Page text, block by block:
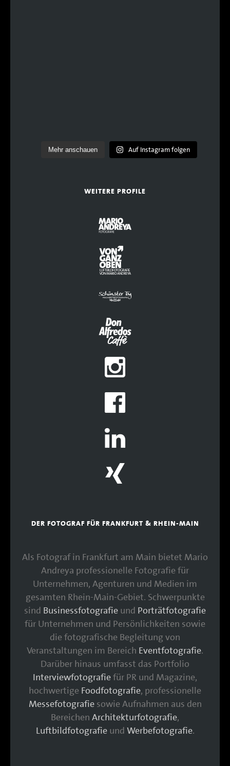
Mehr anschauen Auf Instagram folgen
WEITERE PROFILE
DER FOTOGRAF FÜR FRANKFURT & RHEIN-MAIN
Als Fotograf in Frankfurt am Main bietet Mario
Andreya professionelle Fotografie für
Unternehmen, Agenturen und Medien im
gesamten Rhein-Main-Gebiet. Schwerpunkte
sind Businessfotografie und Porträtfotografie
für Unternehmen und Persönlichkeiten sowie
die fotografische Begleitung von
Veranstaltungen im Bereich Eventfotografie.
Darüber hinaus umfasst das Portfolio
Interviewfotografiefür PR und Magazine,
hochwertige Foodfotografie, professionelle
Messefotografiesowie Aufnahmen aus den
Bereichen Architekturfotografie,
Luftbildfotografieund Werbefotografie.